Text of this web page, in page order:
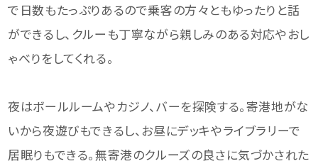
で日数もたっぷりあるので乗客の方々ともゆったりと話
ができるし、クルーも丁寧ながら親しみのある対応やおし
ゃべりをしてくれる。
夜はボールルームやカジノ、バーを探険する。寄港地がな
いから夜遊びもできるし、お昼にデッキやライブラリーで
居眠りもできる。無寄港のクルーズの良さに気づかされた